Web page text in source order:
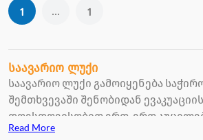
1 ... 1
საავარიო ლუქი
საავარიო ლუქი გამოიყენება
შემთხვევაში შენობიდან
დღესდღეისობით ერთ-ერთ
აღჭურვილობად ითვლება.
Read More